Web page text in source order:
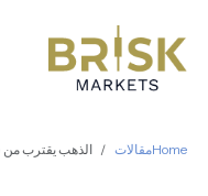
Homeمقالات الذهب يقترب من